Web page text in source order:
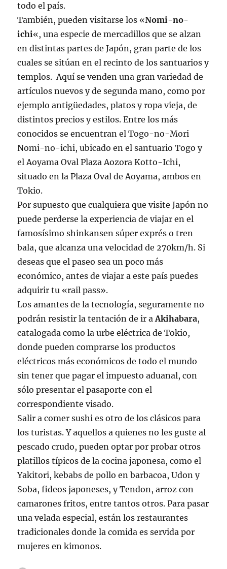
todo el país.
También, pueden visitarse los «Nomi-no-
ichi«, una especie de mercadillos que se alzan
en distintas partes de Japón, gran parte de los
cuales se sitúan en el recinto de los santuarios y
templos. Aquí se venden una gran variedad de
artículos nuevos y de segunda mano, como por
ejemplo antigüedades, platos y ropa vieja, de
distintos precios y estilos. Entre los más
conocidos se encuentran el Togo-no-Mori
Nomi-no-ichi, ubicado en el santuario Togo y
el Aoyama Oval Plaza Aozora Kotto-Ichi,
situado en la Plaza Oval de Aoyama, ambos en
Tokio.
Por supuesto que cualquiera que visite Japón no
puede perderse la experiencia de viajar en el
famosísimo shinkansen súper exprés o tren
bala, que alcanza una velocidad de 270km/h. Si
deseas que el paseo sea un poco más
económico, antes de viajar a este país puedes
adquirir tu «rail pass».
Los amantes de la tecnología, seguramente no
podrán resistir la tentación de ir aAkihabara,
catalogada como la urbe eléctrica de Tokio,
donde pueden comprarse los productos
eléctricos más económicos de todo el mundo
sin tener que pagar el impuesto aduanal, con
sólo presentar el pasaporte con el
correspondiente visado.
Salir a comer sushi es otro de los clásicos para
los turistas. Y aquellos a quienes no les guste al
pescado crudo, pueden optar por probar otros
platillos típicos de la cocina japonesa, como el
Yakitori, kebabs de pollo en barbacoa, Udon y
Soba, fideos japoneses, y Tendon, arroz con
camarones fritos, entre tantos otros. Para pasar
una velada especial, están los restaurantes
tradicionales donde la comida es servida por
mujeres en kimonos.